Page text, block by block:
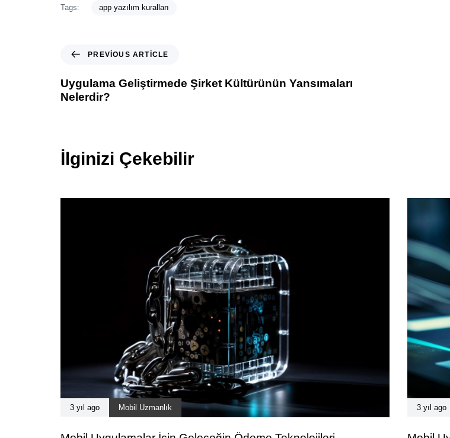
Tags: app yazılım kuralları
PREVIOUS ARTICLE
Uygulama Geliştirmede Şirket Kültürünün Yansımaları
Nelerdir?
İlginizi Çekebilir
3 yıl ago Mobil Uzmanlık 3 yıl ago